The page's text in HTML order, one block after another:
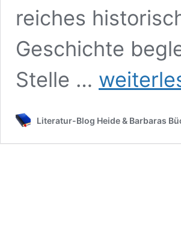
reiches
Geschichte
Stelle …
Provence
Duft
Lavendel
Literatur-Blog Heide & Barbaras